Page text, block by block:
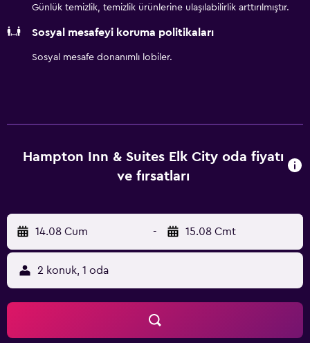
Günlük temizlik, temizlik ürünlerine ulaşılabilirlik arttırılmıştır.
Sosyal mesafeyi koruma politikaları
Sosyal mesafe donanımlı lobiler.
Hampton Inn & Suites Elk City oda fiyatı
ve fırsatları
14.08 Cum - 15.08 Cmt
2 konuk, 1 oda